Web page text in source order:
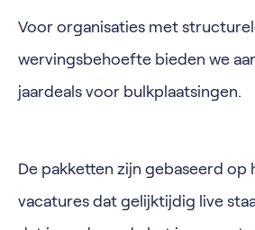
Voor organisaties met
wervingsbehoefte bieden we
jaardeals voor bulkplaatsingen.
De pakketten zijn gebaseerd op
vacatures dat gelijktijdig live